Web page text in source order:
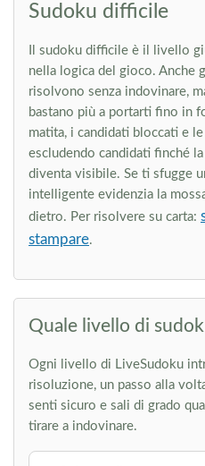
Sudoku difficile
Il sudoku difficile è il livello
nella logica del gioco. Anche
risolvono senza indovinare,
bastano più a portarti fino in
matita, i candidati bloccati e
escludendo candidati finché
diventa visibile. Se ti sfugge
intelligente evidenzia la
dietro. Per risolvere su carta:
stampare.
Quale livello di
Ogni livello di LiveSudoku
risoluzione, un passo alla
senti sicuro e sali di grado
tirare a indovinare.